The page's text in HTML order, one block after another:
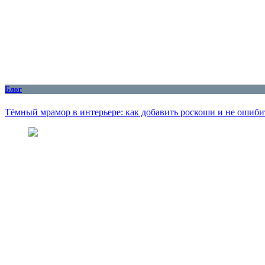
Блог
Тёмный мрамор в интерьере: как добавить роскоши и не